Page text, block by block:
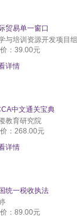
贸易单一窗口
与培训资源开发项目组
：39.00元
详情
中文通关宝典
教育研究院
：268.00元
详情
统一税收执法
：89.00元